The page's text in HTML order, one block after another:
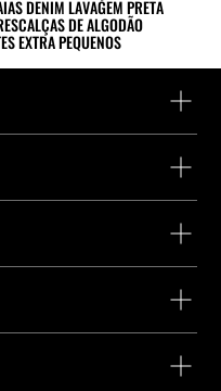
DENIM LAVAGEM PRETA
CALÇAS DE ALGODÃO
EXTRA PEQUENOS